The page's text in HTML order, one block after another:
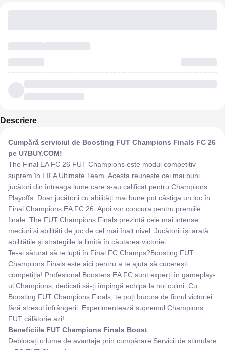
Descriere
Cumpără serviciul de Boosting FUT Champions Finals FC 26
pe U7BUY.COM!
The Final EA FC 26 FUT Champions este modul competitiv
suprem în FIFA Ultimate Team. Acesta reunește cei mai buni
jucători din întreaga lume care s-au calificat pentru Champions
Playoffs. Doar jucătorii cu abilități mai bune pot câștiga un loc în
Final Champions EA FC 26. Apoi vor concura pentru premiile
finale. The FUT Champions Finals prezintă cele mai intense
meciuri și abilități de joc de cel mai înalt nivel. Jucătorii își arată
abilitățile și strategiile la limită în căutarea victoriei.
Te-ai săturat să te lupți în Final FC Champs?Boosting FUT
Champions Finals este aici pentru a te ajuta să cucerești
competiția! Profesional Boosters EA FC sunt experți în gameplay-
ul Champions, dedicati să-ți împingă echipa la noi culmi. Cu
Boosting FUT Champions Finals, te poți bucura de fiorul victoriei
fără stresul înfrângerii. Experimentează supremul Champions
FUT călătorie azi!
Beneficiile FUT Champions Finals Boost
Deblocați o lume de avantaje prin cumpărare Servicii de stimulare